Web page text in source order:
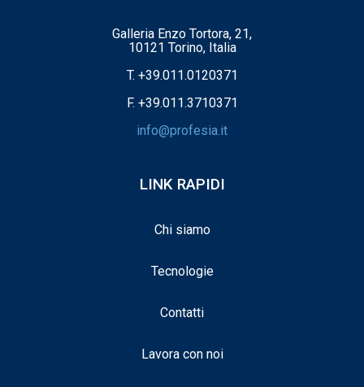
Galleria Enzo Tortora, 21,
10121 Torino, Italia
T. +39.011.0120371
F. +39.011.3710371
info@profesia.it
LINK RAPIDI
Chi siamo
Tecnologie
Contatti
Lavora con noi